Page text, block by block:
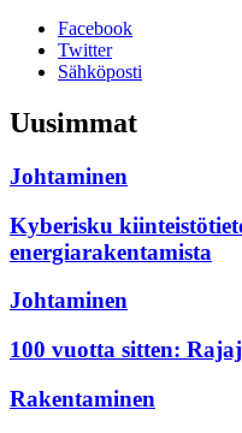
Facebook
Twitter
Sähköposti
Uusimmat
Johtaminen
Kyberisku
energiarakentamista
Johtaminen
100 vuotta sitten:
Rakentaminen